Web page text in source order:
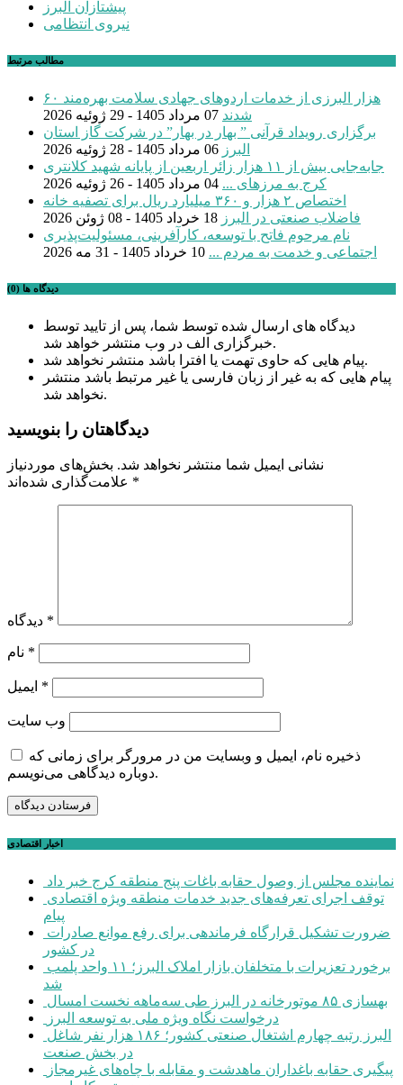
پیشتازان البرز
نیروی انتظامی
مطالب مرتبط
۶۰ هزار البرزی از خدمات اردوهای جهادی سلامت بهره‌مند
شدند 07 مرداد 1405 - 29 ژوئیه 2026
برگزاری رویداد قرآنی ” بهار در بهار” در شرکت گاز استان
البرز 06 مرداد 1405 - 28 ژوئیه 2026
جابه‌جایی بیش از ۱۱ هزار زائر اربعین از پایانه شهید کلانتری
کرج به مرزهای ... 04 مرداد 1405 - 26 ژوئیه 2026
اختصاص ۲ هزار و ۳۶۰ میلیارد ریال برای تصفیه خانه
فاضلاب صنعتی در البرز 18 خرداد 1405 - 08 ژوئن 2026
نام مرحوم فاتح با توسعه، کارآفرینی، مسئولیت‌پذیری
اجتماعی و خدمت به مردم ... 10 خرداد 1405 - 31 مه 2026
دیدگاه ها (0)
دیدگاه های ارسال شده توسط شما، پس از تایید توسط
خبرگزاری الف در وب منتشر خواهد شد.
پیام هایی که حاوی تهمت یا افترا باشد منتشر نخواهد شد.
پیام هایی که به غیر از زبان فارسی یا غیر مرتبط باشد منتشر
نخواهد شد.
دیدگاهتان را بنویسید
نشانی ایمیل شما منتشر نخواهد شد. بخش‌های موردنیاز
*
*
*
*
وب‌ سایت
ذخیره نام، ایمیل و وبسایت من در مرورگر برای زمانی که
دوباره دیدگاهی می‌نویسم.
اخبار اقتصادی
نماینده مجلس از وصول حقابه باغات پنج منطقه کرج خبر داد
پیام
در کشور
شد
بهسازی ۸۵ موتورخانه در البرز طی سه‌ماهه نخست امسال
درخواست نگاه ویژه ملی به توسعه البرز
در بخش صنعت